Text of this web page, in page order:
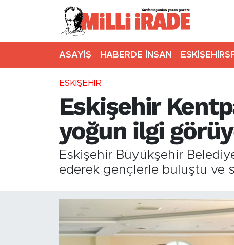
ASAYİŞ HABERDE İNSAN
ESKİŞEHİR
Eskişehir
yoğun ilgi
Eskişehir Büyükşehir
ederek gençlerle buluştu ve